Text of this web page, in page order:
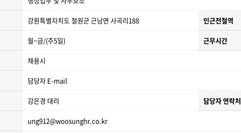
강원특별자치도 철원군 근남면 사곡리188 인근전철역
월~금/(주5일) 근무시간
채용시
담당자 E-mail
강은경 대리 담당자 연락처
ung912@woosunghr.co.kr